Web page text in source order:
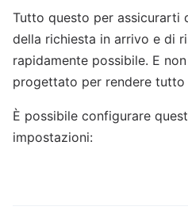
Tutto questo per assicurarti
della richiesta in arrivo e di
rapidamente possibile. E
progettato per rendere
È possibile configurare
impostazioni: